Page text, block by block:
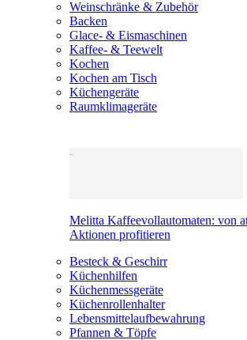
Weinschränke & Zubehör
Backen
Glace- & Eismaschinen
Kaffee- & Teewelt
Kochen
Kochen am Tisch
Küchengeräte
Raumklimageräte
Melitta Kaffeevollautomaten: von
Aktionen profitieren
Besteck & Geschirr
Küchenhilfen
Küchenmessgeräte
Küchenrollenhalter
Lebensmittelaufbewahrung
Pfannen & Töpfe